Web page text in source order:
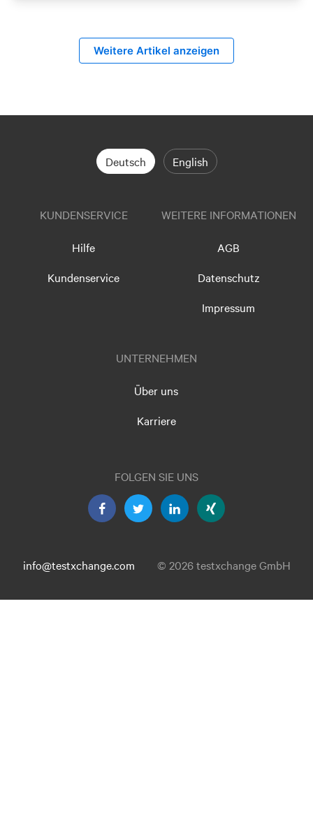
Weitere Artikel anzeigen
Deutsch English
KUNDENSERVICE
Hilfe
Kundenservice
WEITERE INFORMATIONEN
AGB
Datenschutz
Impressum
UNTERNEHMEN
Über uns
Karriere
FOLGEN SIE UNS
info@testxchange.com © 2026 testxchange GmbH